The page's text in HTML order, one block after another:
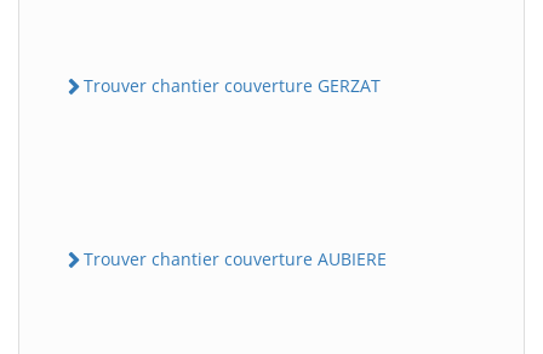
Trouver chantier couverture GERZAT
Trouver chantier couverture AUBIERE